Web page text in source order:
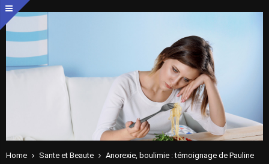
Home Sante et Beaute Anorexie, boulimie : témoignage de Pauline